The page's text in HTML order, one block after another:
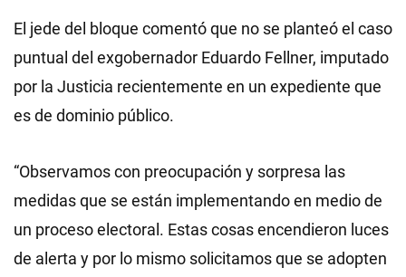
El jede del bloque comentó que no se planteó el caso
puntual del exgobernador Eduardo Fellner, imputado
por la Justicia recientemente en un expediente que
es de dominio público.
“Observamos con preocupación y sorpresa las
medidas que se están implementando en medio de
un proceso electoral. Estas cosas encendieron luces
de alerta y por lo mismo solicitamos que se adopten